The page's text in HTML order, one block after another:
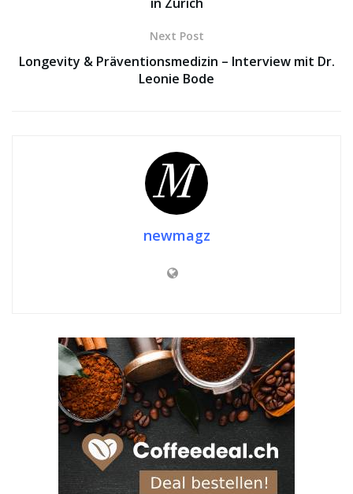
Next Post
Longevity & Präventionsmedizin – Interview mit Dr.
Leonie Bode
newmagz